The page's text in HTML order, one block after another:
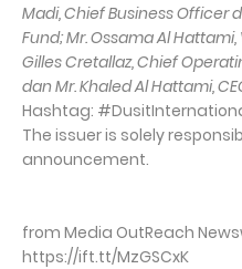
Madi, Chief Business Officer
Fund; Mr. Ossama Al
Gilles Cretallaz, Chief
dan Mr. Khaled Al Hattami,
Hashtag:
The issuer is solely
announcement.
from Media OutReach
https://ift.tt/MzGSCxK